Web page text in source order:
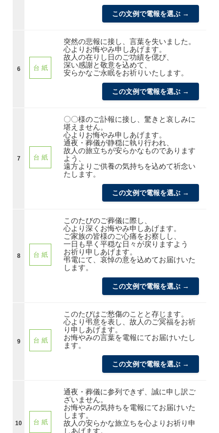
この文例で電報を選ぶ →
6 台 紙
突然の悲報に接し、言葉を失いました。
心よりお悔やみ申しあげます。
故人の在りし日のご功績を偲び、
深い感謝と敬意を込めて、
安らかなご永眠をお祈りいたします。
この文例で電報を選ぶ →
7 台 紙
〇〇様のご訃報に接し、驚きと哀しみに
堪えません。
心よりお悔やみ申しあげます。
通夜・葬儀が静穏に執り行われ、
故人の旅立ちが安らかなものであります
よう、
遠方よりご供養の気持ちを込めて祈念い
たします。
この文例で電報を選ぶ →
8 台 紙
このたびのご葬儀に際し、
心より深くお悔やみ申しあげます。
ご家族の皆様のご心痛をお察しし、
一日も早く平穏な日々が戻りますよう
お祈り申しあげます。
弔電にて、哀悼の意を込めてお届けいた
します。
この文例で電報を選ぶ →
9 台 紙
このたびはご愁傷のことと存じます。
心より弔意を表し、故人のご冥福をお祈
り申しあげます。
お悔やみの言葉を電報にてお届けいたし
ます。
この文例で電報を選ぶ →
10 台 紙
通夜・葬儀に参列できず、誠に申し訳ご
ざいません。
お悔やみの気持ちを電報にてお届けいた
します。
故人の安らかな旅立ちを心よりお祈り申
しあげます。